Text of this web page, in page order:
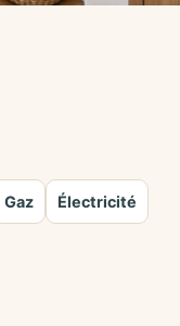
Gaz Électricité